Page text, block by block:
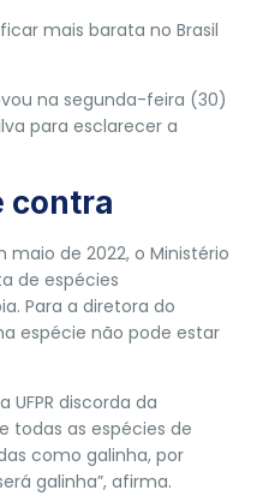
mais barata no Brasil
na segunda-feira (30)
para esclarecer a
contra
maio de 2022, o Ministério
de espécies
Para a diretora do
espécie não pode estar
UFPR discorda da
todas as espécies de
como galinha, por
galinha”, afirma.